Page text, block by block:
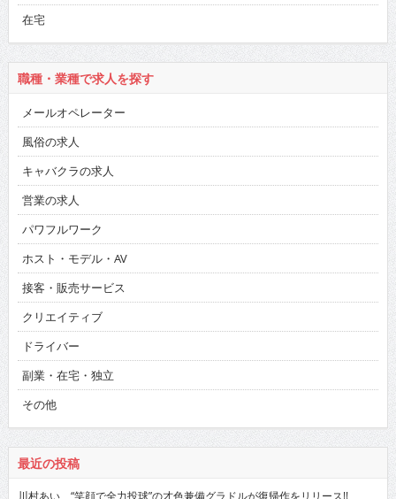
在宅
職種・業種で求人を探す
メールオペレーター
風俗の求人
キャバクラの求人
営業の求人
パワフルワーク
ホスト・モデル・AV
接客・販売サービス
クリエイティブ
ドライバー
副業・在宅・独立
その他
最近の投稿
川村あい “笑顔で全力投球”の才色兼備グラドルが復帰作をリリース!!